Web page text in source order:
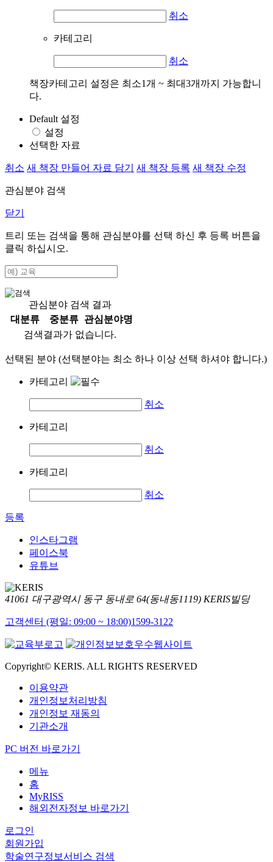
취소
카테고리
취소
책장카테고리 설정은 최소1개 ~ 최대3개까지 가능합니
다.
Default 설정
설정
선택한 자료
취소 새 책장 만들어 자료 담기 새 책장 등록 새 책장 수정
관심분야 검색
닫기
트리 또는 검색을 통해 관심분야를 선택 하신 후 등록 버튼을
클릭 하십시오.
관심분야 검색 결과
대분류
중분류
관심분야명
검색결과가 없습니다.
선택된 분야 (선택분야는 최소 하나 이상 선택 하셔야 합니다.)
카테고리
취소
카테고리
취소
카테고리
취소
등록
인스타그램
페이스북
유튜브
41061 대구광역시 동구 동내로 64(동내동1119) KERIS빌딩
고객센터 (평일: 09:00 ~ 18:00)1599-3122
Copyright© KERIS. ALL RIGHTS RESERVED
이용약관
개인정보처리방침
개인정보 재동의
기관소개
PC 버전 바로가기
메뉴
홈
MyRISS
해외전자정보 바로가기
로그인
회원가입
학술연구정보서비스 검색